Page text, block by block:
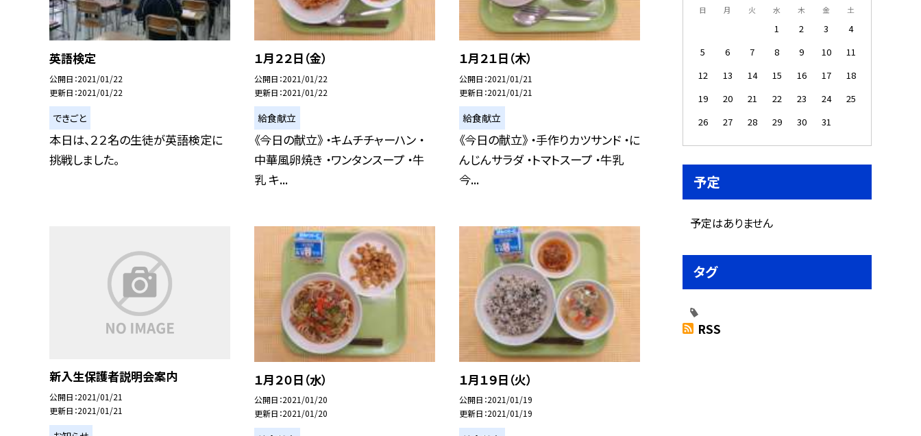
英語検定
公開日 2021/01/22
更新日 2021/01/22
できごと
本日は、２２名の生徒が英語検定に
挑戦しました。
１月２２日（金）
公開日 2021/01/22
更新日 2021/01/22
給食献立
《今日の献立》 ・キムチチャーハン ・
中華風卵焼き ・ワンタンスープ ・牛
乳 キ...
１月２１日（木）
公開日 2021/01/21
更新日 2021/01/21
給食献立
《今日の献立》 ・手作りカツサンド ・に
んじんサラダ ・トマトスープ ・牛乳
今...
新入生保護者説明会案内
公開日 2021/01/21
更新日 2021/01/21
１月２０日（水）
公開日 2021/01/20
更新日 2021/01/20
１月１９日（火）
公開日 2021/01/19
更新日 2021/01/19
日 月 火 水 木 金 土
1 2 3
4
5
6 7 8 9 10
11
12
13 14 15 16 17
18
19
20 21 22 23 24
25
26
27 28 29 30 31
予定
予定はありません
タグ
RSS